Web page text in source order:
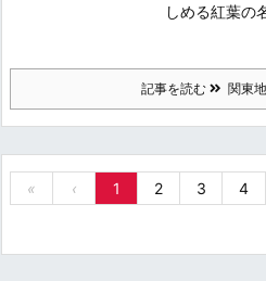
しめる紅葉の
記事を読む 関東
« ‹ 1 2 3 4